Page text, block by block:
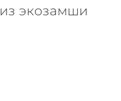
экозамши